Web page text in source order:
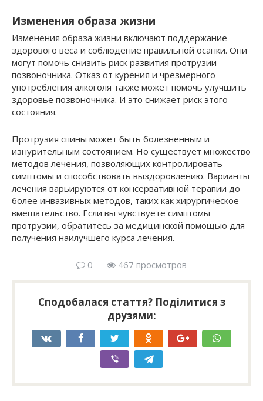
Изменения образа жизни
Изменения образа жизни включают поддержание
здорового веса и соблюдение правильной осанки. Они
могут помочь снизить риск развития протрузии
позвоночника. Отказ от курения и чрезмерного
употребления алкоголя также может помочь улучшить
здоровье позвоночника. И это снижает риск этого
состояния.
Протрузия спины может быть болезненным и
изнурительным состоянием. Но существует множество
методов лечения, позволяющих контролировать
симптомы и способствовать выздоровлению. Варианты
лечения варьируются от консервативной терапии до
более инвазивных методов, таких как хирургическое
вмешательство. Если вы чувствуете симптомы
протрузии, обратитесь за медицинской помощью для
получения наилучшего курса лечения.
0 467 просмотров
Сподобалася стаття? Поділитися з
друзями: